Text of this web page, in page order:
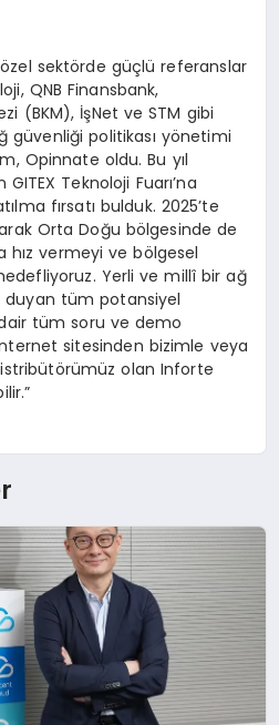
sektörde güçlü referanslar
QNB Finansbank,
(BKM), İşNet ve STM gibi
güvenliği politikası yönetimi
Opinnate oldu. Bu yıl
Teknoloji Fuarı’na
fırsatı bulduk. 2025’te
Orta Doğu bölgesinde de
vermeyi ve bölgesel
Yerli ve millî bir ağ
tüm potansiyel
dair tüm soru ve demo
sitesinden bizimle veya
olan Inforte